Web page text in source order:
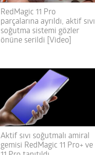
RedMagic 11 Pro
parçalarına ayrıldı, aktif sıvı
soğutma sistemi gözler
önüne serildi [Video]
Aktif sıvı soğutmalı amiral
gemisi RedMagic 11 Pro+ ve